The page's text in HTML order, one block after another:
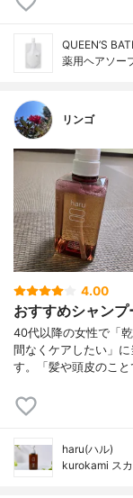
QUEEN’S
薬用ヘアソー
リンゴ
4.00
おすすめシャンプ
40代以降の女性で「
間なくケアしたい」
す。「髪や頭皮のこ
haru(ハル)
kurokami ス